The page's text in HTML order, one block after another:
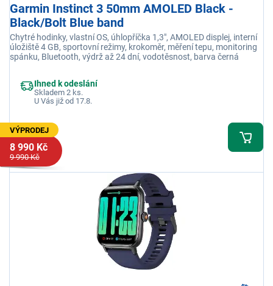
Garmin Instinct 3 50mm AMOLED Black -
Black/Bolt Blue band
Chytré hodinky, vlastní OS, úhlopříčka 1,3", AMOLED displej, interní
úložiště 4 GB, sportovní režimy, krokoměr, měření tepu, monitoring
spánku, Bluetooth, výdrž až 24 dní, vodotěsnost, barva černá
Ihned k odeslání
Skladem 2 ks.
U Vás již od 17.8.
VÝPRODEJ
8 990 Kč
9 990 Kč